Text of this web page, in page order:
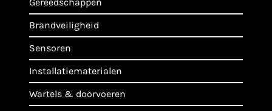
brandveiligheid
sensoren
installatiematerialen
wartels & doorvoeren